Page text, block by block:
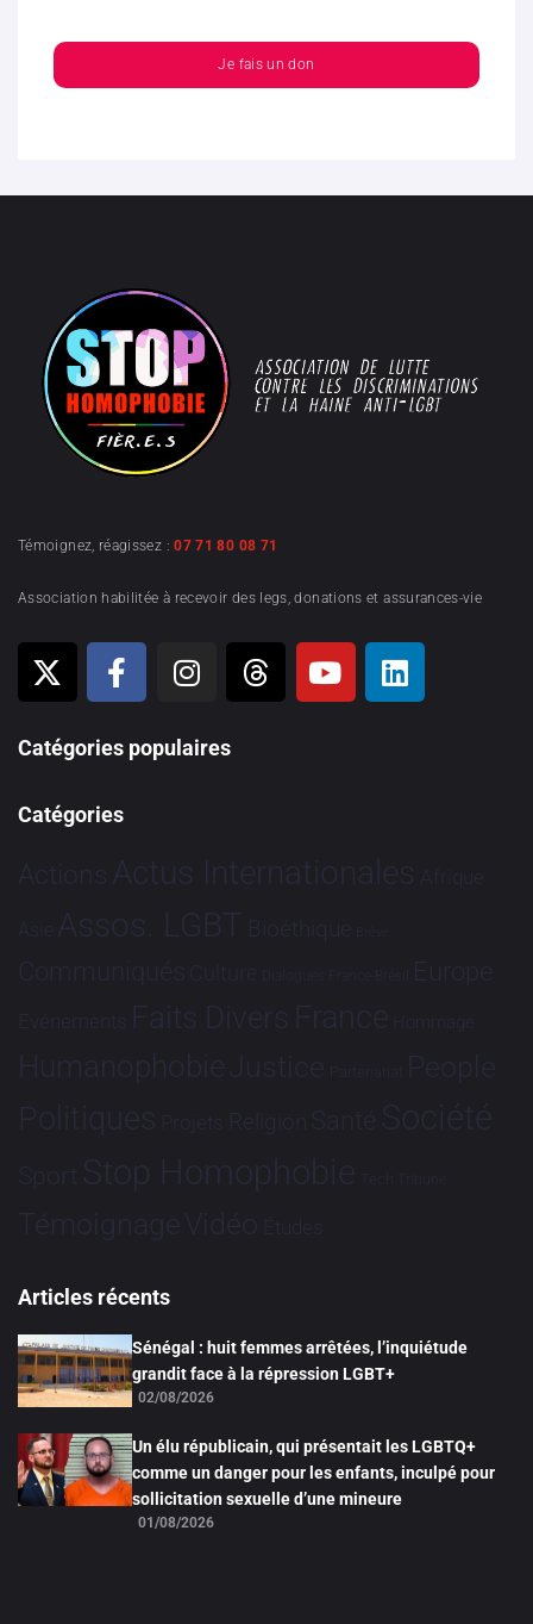
Je fais un don
Témoignez, réagissez :07 71 80 08 71
Association habilitée à recevoir des legs, donations et assurances-vie
Catégories populaires
Catégories
Actions Actus Internationales Afrique
Asie Assos. LGBT Bioéthique Brève
Communiqués Culture Dialogues France-Brésil Europe
Evénements Faits Divers France Hommage
HumanophobieJustice Partenariat People
Politiques Projets Religion Santé Société
Sport Stop Homophobie Tech Tribune
TémoignageVidéo Études
Articles récents
Sénégal : huit femmes arrêtées, l’inquiétude
grandit face à la répression LGBT+
02/08/2026
Un élu républicain, qui présentait les LGBTQ+
comme un danger pour les enfants, inculpé pour
sollicitation sexuelle d’une mineure
01/08/2026